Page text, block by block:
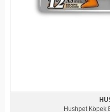
Hushpet Köpek